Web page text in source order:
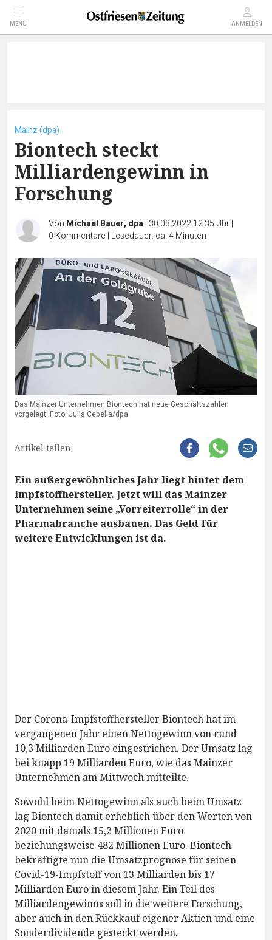
MENÜ ANMELDEN
Mainz (dpa)
Biontech steckt
Milliardengewinn in
Forschung
Von Michael Bauer, dpa| 30.03.2022 12:35 Uhr|
0 Kommentare | Lesedauer: ca. 4 Minuten
Das Mainzer Unternehmen Biontech hat neue Geschäftszahlen
vorgelegt. Foto: Julia Cebella/dpa
Artikel teilen:
Ein außergewöhnliches Jahr liegt hinter dem
Impfstoffhersteller. Jetzt will das Mainzer
Unternehmen seine „Vorreiterrolle“ in der
Pharmabranche ausbauen. Das Geld für
weitere Entwicklungen ist da.
Der Corona-Impfstoffhersteller Biontech hat im
vergangenen Jahr einen Nettogewinn von rund
10,3 Milliarden Euro eingestrichen. Der Umsatz lag
bei knapp 19 Milliarden Euro, wie das Mainzer
Unternehmen am Mittwoch mitteilte.
Sowohl beim Nettogewinn als auch beim Umsatz
lag Biontech damit erheblich über den Werten von
2020 mit damals 15,2 Millionen Euro
beziehungsweise 482 Millionen Euro. Biontech
bekräftigte nun die Umsatzprognose für seinen
Covid-19-Impfstoff von 13 Milliarden bis 17
Milliarden Euro in diesem Jahr. Ein Teil des
Milliardengewinns soll in die weitere Forschung,
aber auch in den Rückkauf eigener Aktien und eine
Sonderdividende gesteckt werden.